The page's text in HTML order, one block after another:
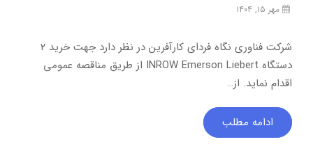
مهر ۱۵, ۱۴۰۴
شرکت فناوری نگاه فردای کارآفرین در نظر دارد جهت خرید ۲
دستگاه INROW Emerson Liebert از طریق مناقصه عمومی
اقدام نماید. از…
ادامه مطلب